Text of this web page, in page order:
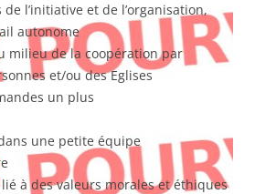
l’initiative et de l’organisation,
autonome
milieu de la coopération par
et/ou des Eglises
un plus
une petite équipe
à des valeurs morales et éthiques